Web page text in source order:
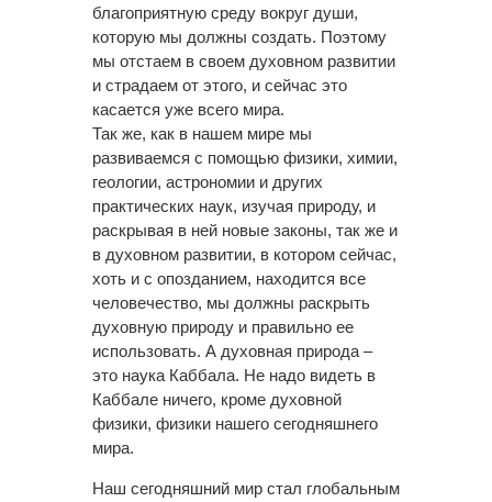
благоприятную среду вокруг души,
которую мы должны создать. Поэтому
мы отстаем в своем духовном развитии
и страдаем от этого, и сейчас это
касается уже всего мира.
Так же, как в нашем мире мы
развиваемся с помощью физики, химии,
геологии, астрономии и других
практических наук, изучая природу, и
раскрывая в ней новые законы, так же и
в духовном развитии, в котором сейчас,
хоть и с опозданием, находится все
человечество, мы должны раскрыть
духовную природу и правильно ее
использовать. А духовная природа –
это наука Каббала. Не надо видеть в
Каббале ничего, кроме духовной
физики, физики нашего сегодняшнего
мира.
Наш сегодняшний мир стал глобальным